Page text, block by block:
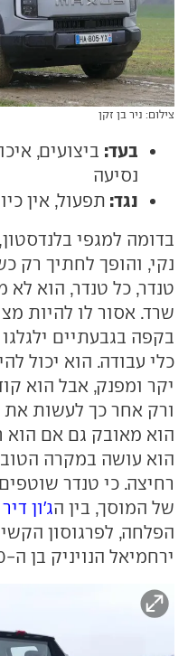
צילום: ניר בן זקן
בעד: ביצועים,
נסיעה
נגד: תפעול, אין
בדומה למגפי
נקי, והופך לחתיך רק
טנדר, כל טנדר, הוא לא
שרד. אסור לו להיות
בקפה בגבעתיים
כלי עבודה. הוא יכול
יקר ומפנק, אבל הוא
ורק אחר כך לעשות את
הוא מאובק גם אם
הוא עושה במקרה
רחיצה. כי טנדר
של המוסך, בין הג'ון
הפלחה, לפרגוסון
ירחמיאל הנויניק בן ה-80.